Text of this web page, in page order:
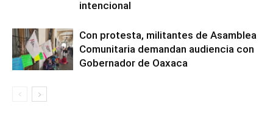
intencional
Con protesta, militantes de Asamblea
Comunitaria demandan audiencia con
Gobernador de Oaxaca